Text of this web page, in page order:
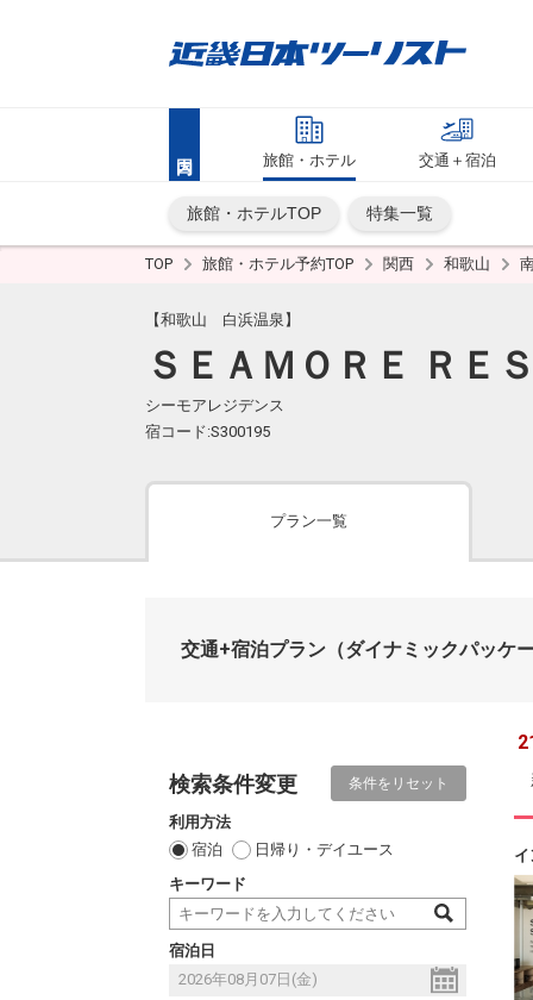
旅館・ホテル 交通＋宿泊
旅館・ホテルTOP 特集一覧
TOP 旅館・ホテル予約TOP 関西 和歌山
【和歌山 白浜温泉】
ＳＥＡＭＯＲＥ ＲＥ
シーモアレジデンス
宿コード:S300195
プラン一覧
交通+宿泊プラン （ダイナミックパッケ
検索条件変更 条件をリセット
利用方法
宿泊
日帰り・デイユース
キーワード
宿泊日